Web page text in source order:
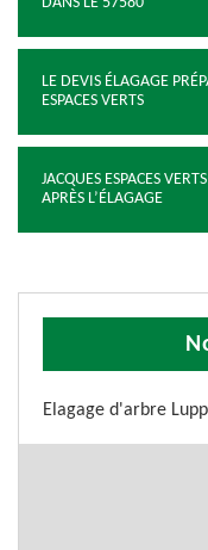
LE DEVIS ÉLAGAGE
ESPACES VERTS
JACQUES ESPACES
APRÈS L’ÉLAGAGE
Elagage d'arbre